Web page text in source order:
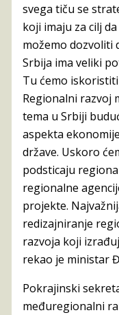
svega tiču se
koji imaju za cilj
možemo dozvoliti
Srbija ima veliki
Tu ćemo
Regionalni razvoj
tema u Srbiji
aspekta
države. Uskoro
podsticaju
regionalne
projekte.
redizajniranje
razvoja koji
rekao je ministar
Pokrajinski
međuregionalni